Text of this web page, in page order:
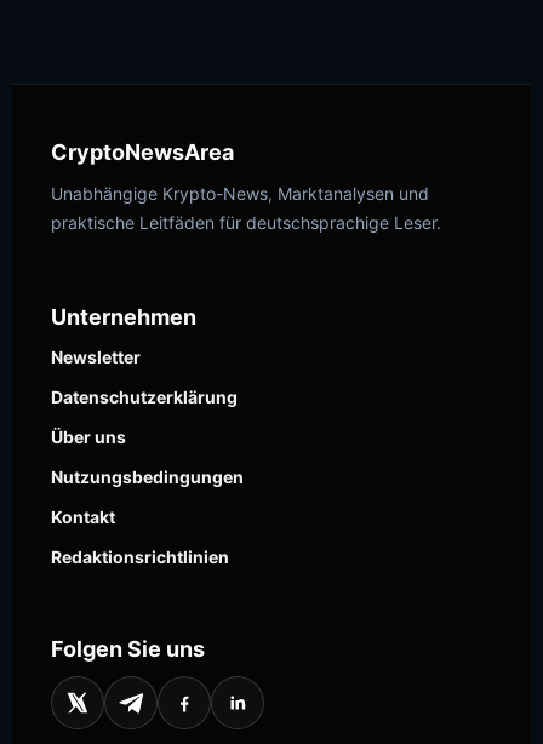
CryptoNewsArea
Unabhängige Krypto-News, Marktanalysen und
praktische Leitfäden für deutschsprachige Leser.
Unternehmen
Newsletter
Datenschutzerklärung
Über uns
Nutzungsbedingungen
Kontakt
Redaktionsrichtlinien
Folgen Sie uns